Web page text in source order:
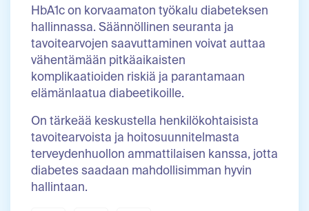
HbA1c on korvaamaton työkalu diabeteksen
hallinnassa. Säännöllinen seuranta ja
tavoitearvojen saavuttaminen voivat auttaa
vähentämään pitkäaikaisten
komplikaatioiden riskiä ja parantamaan
elämänlaatua diabeetikoille.
On tärkeää keskustella henkilökohtaisista
tavoitearvoista ja hoitosuunnitelmasta
terveydenhuollon ammattilaisen kanssa, jotta
diabetes saadaan mahdollisimman hyvin
hallintaan.